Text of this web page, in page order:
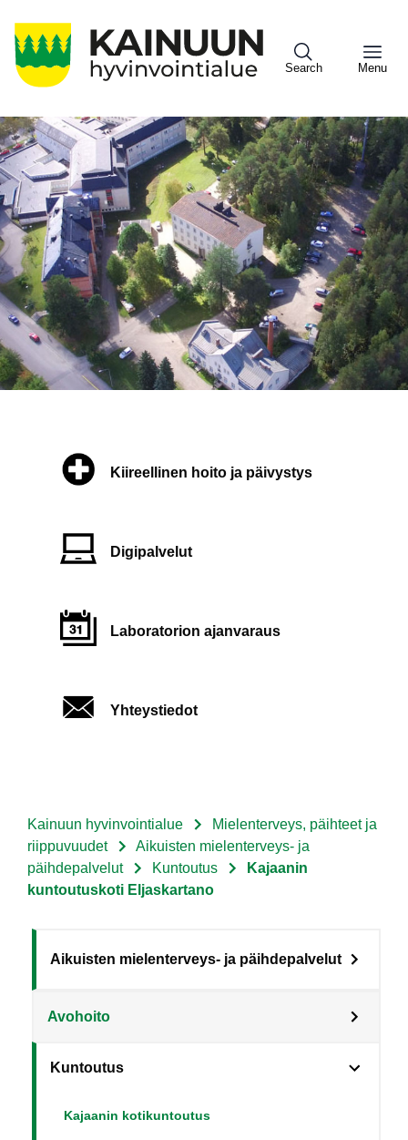
pääsisältöön
Search Menu
Sote
Menu
Asiakkaille
Kiireellinen hoito ja päivystys
Digipalvelut
Laboratorion ajanvaraus
Yhteystiedot
Murupolku
Kainuun hyvinvointialue
Mielenterveys, päihteet ja
riippuvuudet
Aikuisten mielenterveys- ja
päihdepalvelut
Kuntoutus
Kajaanin
kuntoutuskoti Eljaskartano
Sote
Menu
Asiakkaille
level
Aikuisten mielenterveys- ja päihdepalvelut
Avohoito
Kuntoutus
Kajaanin kotikuntoutus